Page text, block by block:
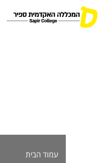
עמוד הבית